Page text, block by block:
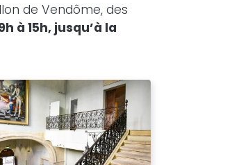
de Vendôme, des
à 15h, jusqu’à la